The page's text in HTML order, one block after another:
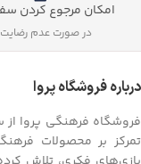
امکان مرجوع کردن
در صورت عدم رضایت
درباره فروشگاه پروا
تمرکز بر محصولات